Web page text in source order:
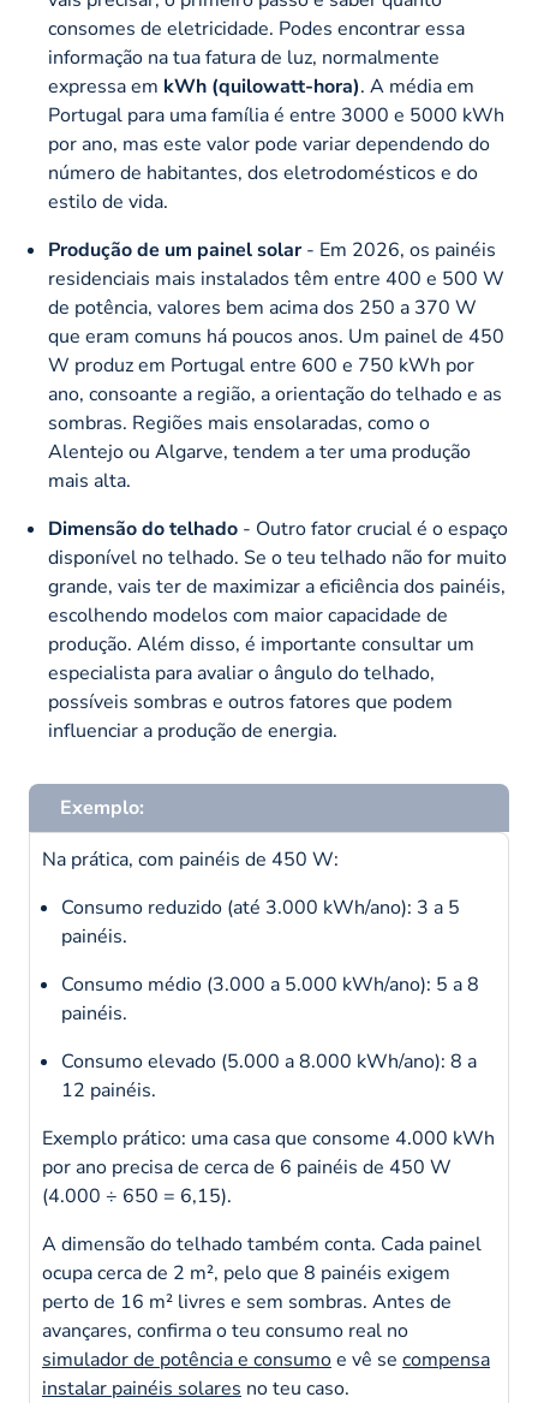
consomes de eletricidade. Podes encontrar essa
informação na tua fatura de luz, normalmente
expressa em kWh (quilowatt-hora). A média em
Portugal para uma família é entre 3000 e 5000 kWh
por ano, mas este valor pode variar dependendo do
número de habitantes, dos eletrodomésticos e do
estilo de vida.
Produção de um painel solar- Em 2026, os painéis
residenciais mais instalados têm entre 400 e 500 W
de potência, valores bem acima dos 250 a 370 W
que eram comuns há poucos anos. Um painel de 450
W produz em Portugal entre 600 e 750 kWh por
ano, consoante a região, a orientação do telhado e as
sombras. Regiões mais ensolaradas, como o
Alentejo ou Algarve, tendem a ter uma produção
mais alta.
Dimensão do telhado - Outro fator crucial é o espaço
disponível no telhado. Se o teu telhado não for muito
grande, vais ter de maximizar a eficiência dos painéis,
escolhendo modelos com maior capacidade de
produção. Além disso, é importante consultar um
especialista para avaliar o ângulo do telhado,
possíveis sombras e outros fatores que podem
influenciar a produção de energia.
Exemplo:
Na prática, com painéis de 450 W:
Consumo reduzido (até 3.000 kWh/ano): 3 a 5
painéis.
Consumo médio (3.000 a 5.000 kWh/ano): 5 a 8
painéis.
Consumo elevado (5.000 a 8.000 kWh/ano): 8 a
12 painéis.
Exemplo prático: uma casa que consome 4.000 kWh
por ano precisa de cerca de 6 painéis de 450 W
(4.000 ÷ 650 = 6,15).
A dimensão do telhado também conta. Cada painel
ocupa cerca de 2 m², pelo que 8 painéis exigem
perto de 16 m² livres e sem sombras. Antes de
avançares, confirma o teu consumo real no
simulador de potência e consumoe vê se compensa
instalar painéis solares no teu caso.